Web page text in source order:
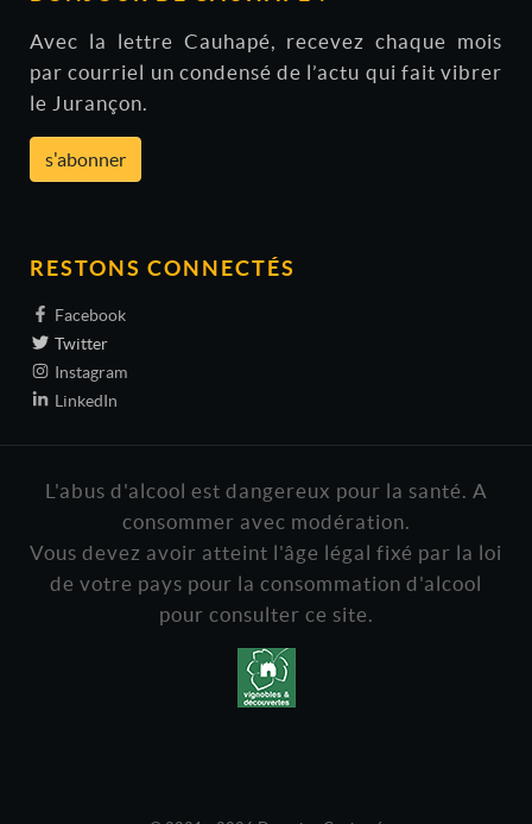
Avec la lettre Cauhapé, recevez chaque mois
par courriel un condensé de l’actu qui fait vibrer
le Jurançon.
s'abonner
RESTONS CONNECTÉS
Facebook
Twitter
Instagram
LinkedIn
L'abus d'alcool est dangereux pour la santé. A
consommer avec modération.
Vous devez avoir atteint l'âge légal fixé par la loi
de votre pays pour la consommation d'alcool
pour consulter ce site.